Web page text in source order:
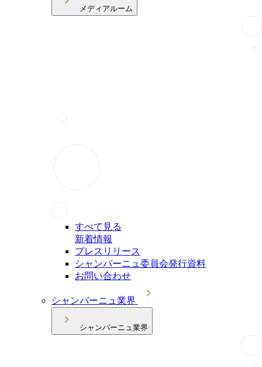
メディアルーム
すべて見る
新着情報
プレスリリース
シャンパーニュ委員会発行資料
お問い合わせ
シャンパーニュ業界
シャンパーニュ業界